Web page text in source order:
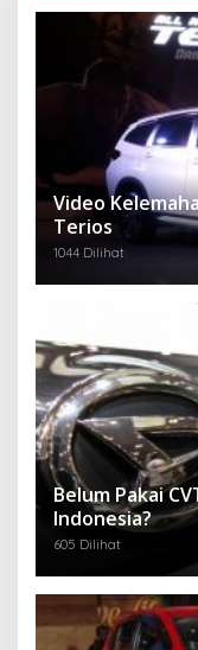
Video
Terios
1044 Dilihat
Belum Pakai
Indonesia?
605 Dilihat